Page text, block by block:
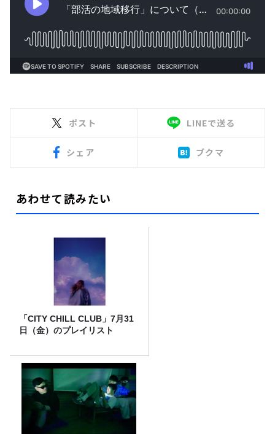
ポスト LINEで送る
シェア ブクマ
あわせて読みたい
「CITY CHILL CLUB」7月31
日（金）のプレイリスト